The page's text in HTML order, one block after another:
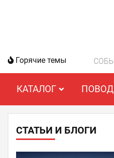
Горячие темы
КАТАЛОГ
СТАТЬИ И БЛОГИ